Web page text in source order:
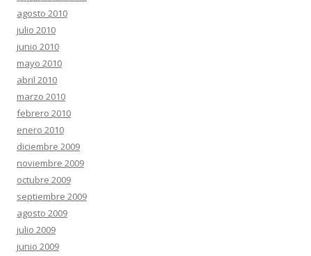
agosto 2010
julio 2010
junio 2010
mayo 2010
abril 2010
marzo 2010
febrero 2010
enero 2010
diciembre 2009
noviembre 2009
octubre 2009
septiembre 2009
agosto 2009
julio 2009
junio 2009